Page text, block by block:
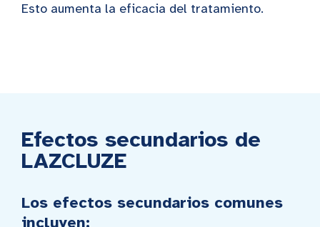
Esto aumenta la eficacia del tratamiento.
Efectos secundarios de
LAZCLUZE
Los efectos secundarios comunes
incluyen: